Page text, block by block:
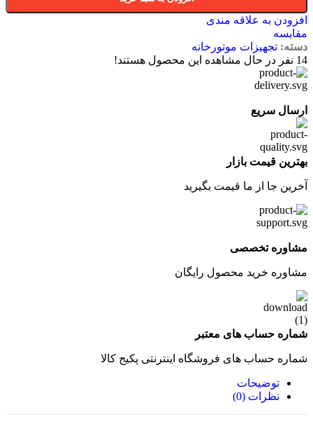
افزودن به علاقه مندی
مقایسه
دسته: تجهیزات موتورخانه
14 نفر در حال مشاهده این محصول هستند!
ارسال سریع
بهترین قیمت بازار
آخرین جا از ما قیمت بگیرید
مشاوره تخصصی
مشاوره خرید محصول رایگان
شماره حساب های معتبر
شماره حساب های فروشگاه اینترنتی پکیج کالا
توضیحات
نظرات (0)